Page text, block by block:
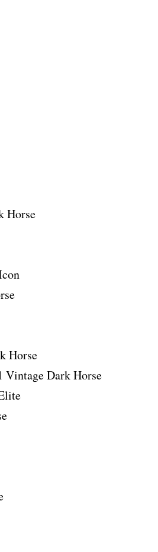
Horse
Horse
Vintage Dark Horse